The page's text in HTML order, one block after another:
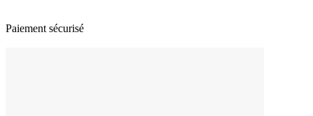
Paiement sécurisé